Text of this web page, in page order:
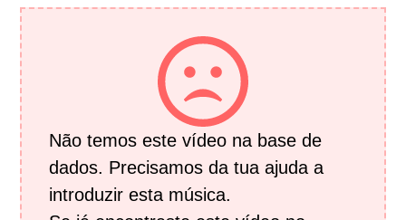
Não temos este vídeo na base de
dados. Precisamos da tua ajuda a
introduzir esta música.